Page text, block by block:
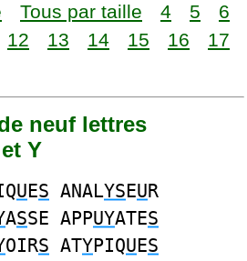
Tous par taille 4 5
6
12 13 14 15 16
17
neuf lettres
Y
UES ANALYSEUR
ASSE APPUYATES
OIRS ATYPIQUES